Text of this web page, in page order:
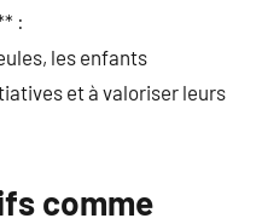
:
les enfants
et à valoriser leurs
comme